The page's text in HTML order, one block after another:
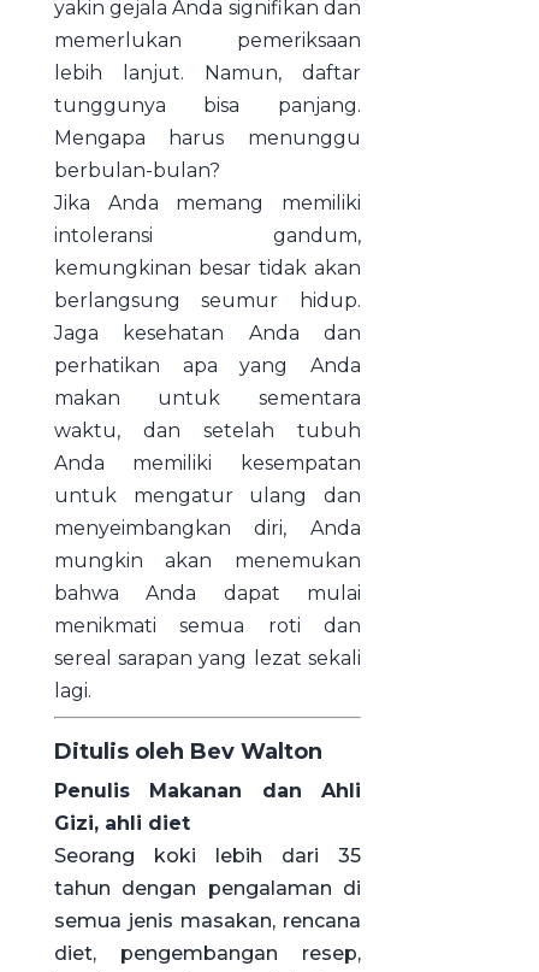
yakin gejala Anda signifikan dan
memerlukan pemeriksaan
lebih lanjut. Namun, daftar
tunggunya bisa panjang.
Mengapa harus menunggu
berbulan-bulan?
Jika Anda memang memiliki
intoleransi gandum,
kemungkinan besar tidak akan
berlangsung seumur hidup.
Jaga kesehatan Anda dan
perhatikan apa yang Anda
makan untuk sementara
waktu, dan setelah tubuh
Anda memiliki kesempatan
untuk mengatur ulang dan
menyeimbangkan diri, Anda
mungkin akan menemukan
bahwa Anda dapat mulai
menikmati semua roti dan
sereal sarapan yang lezat sekali
lagi.
Ditulis oleh Bev Walton
Penulis Makanan dan Ahli
Gizi, ahli diet
Seorang koki lebih dari 35
tahun dengan pengalaman di
semua jenis masakan, rencana
diet, pengembangan resep,